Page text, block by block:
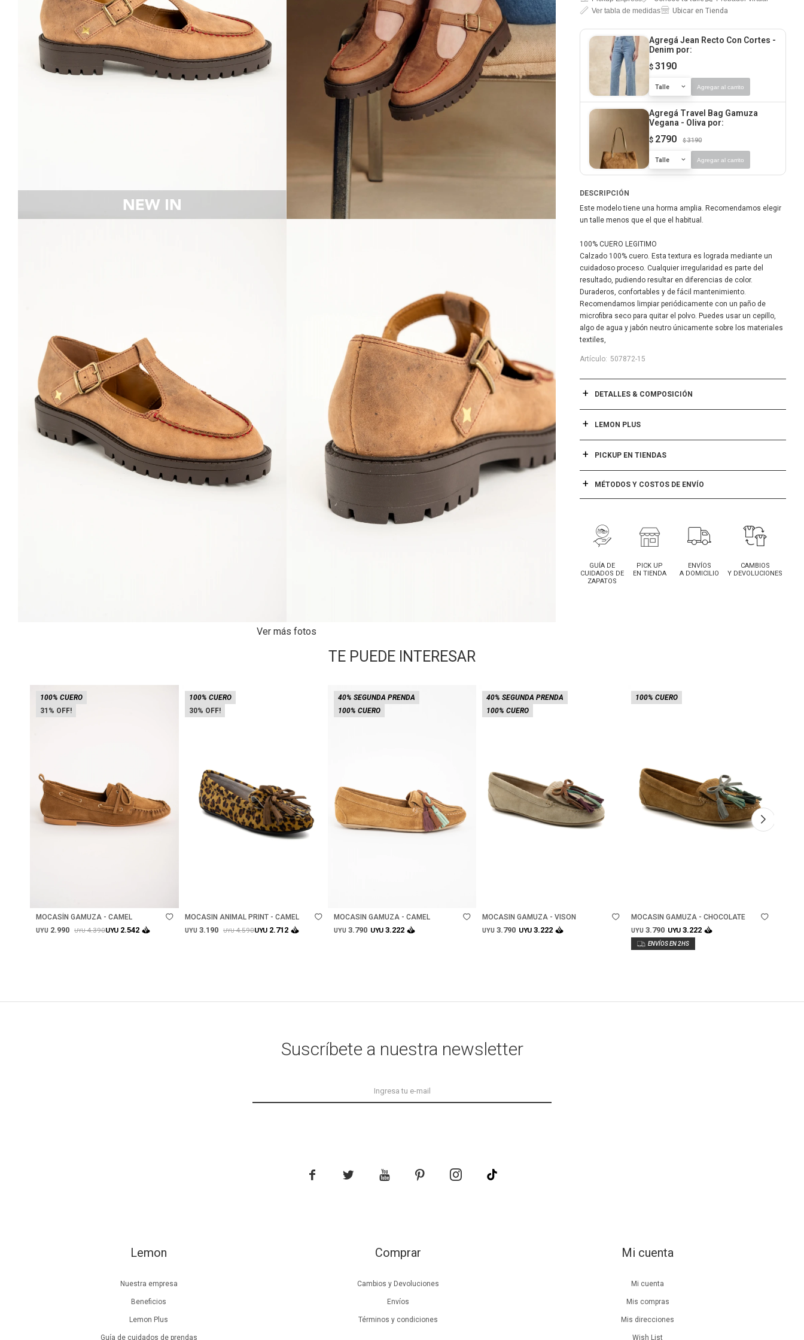
Ver más fotos
Ver tabla de medidas
Ubicar en Tienda
Agregá Jean Recto Con Cortes -
Denim por:
$ 3190
Talle Agregar al carrito
Agregá Travel Bag Gamuza
Vegana - Oliva por:
$ 2790 $ 3190
Talle Agregar al carrito
DESCRIPCIÓN
Este modelo tiene una horma amplia. Recomendamos elegir
un talle menos que el que el habitual.
100% CUERO LEGITIMO
Calzado 100% cuero. Esta textura es lograda mediante un
cuidadoso proceso. Cualquier irregularidad es parte del
resultado, pudiendo resultar en diferencias de color.
Duraderos, confortables y de fácil mantenimiento.
Recomendamos limpiar periódicamente con un paño de
microfibra seco para quitar el polvo. Puedes usar un cepillo,
algo de agua y jabón neutro únicamente sobre los materiales
textiles,
507872-15
DETALLES & COMPOSICIÓN
LEMON PLUS
PICKUP EN TIENDAS
MÉTODOS Y COSTOS DE ENVÍO
GUÍA DE
CUIDADOS DE
ZAPATOS
PICK UP
EN TIENDA
ENVÍOS
A DOMICILIO
CAMBIOS
Y DEVOLUCIONES
TE PUEDE INTERESAR
31
100% CUERO
MOCASÍN GAMUZA - CAMEL
UYU 2.990 UYU4.390UYU 2.542
30
100% CUERO
MOCASIN ANIMAL PRINT - CAMEL
UYU 3.190 UYU4.590UYU 2.712
100% CUERO
40% SEGUNDA PRENDA
MOCASIN GAMUZA - CAMEL
UYU 3.790 UYU 3.222
100% CUERO
40% SEGUNDA PRENDA
MOCASIN GAMUZA - VISON
UYU 3.790 UYU 3.222
100% CUERO
MOCASIN GAMUZA - CHOCOLATE
UYU 3.790 UYU 3.222
Lemon
Nuestra empresa
Beneficios
Lemon Plus
Guía de cuidados de prendas
Comprar
Cambios y Devoluciones
Envíos
Términos y condiciones
Mi cuenta
Mi cuenta
Mis compras
Mis direcciones
Wish List
Suscríbete a nuestra newsletter
    